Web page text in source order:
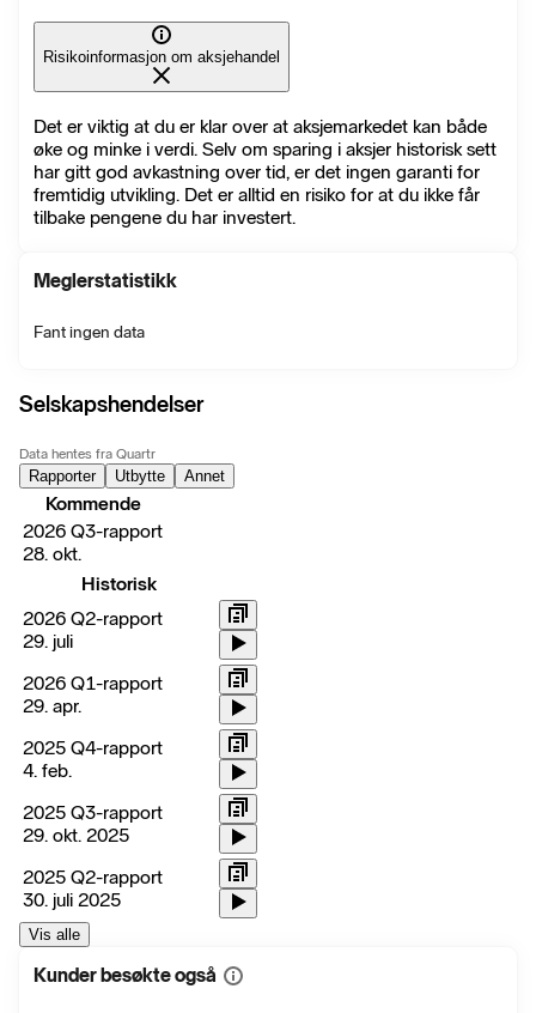
Risikoinformasjon om aksjehandel
Det er viktig at du er klar over at aksjemarkedet kan både
øke og minke i verdi. Selv om sparing i aksjer historisk sett
har gitt god avkastning over tid, er det ingen garanti for
fremtidig utvikling. Det er alltid en risiko for at du ikke får
tilbake pengene du har investert.
Meglerstatistikk
Fant ingen data
Selskapshendelser
Data hentes fra Quartr
Rapporter Utbytte Annet
Kommende
2026 Q3-rapport
28. okt.
Historisk
2026 Q2-rapport
29. juli
2026 Q1-rapport
29. apr.
2025 Q4-rapport
4. feb.
2025 Q3-rapport
29. okt. 2025
2025 Q2-rapport
30. juli 2025
Vis alle
Kunder besøkte også Vis